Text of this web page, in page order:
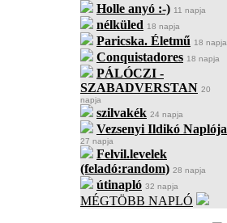
Holle anyó :-) 11 napja
nélküled 18 napja
Paricska. Életmű 18 napja
Conquistadores 18 napja
PÁLÓCZI -
SZABADVERSTAN 20
napja
szilvakék 24 napja
Vezsenyi Ildikó Naplója
27 napja
Felvil.levelek
(feladó:random) 28 napja
útinapló 32 napja
MÉGTÖBB NAPLÓ